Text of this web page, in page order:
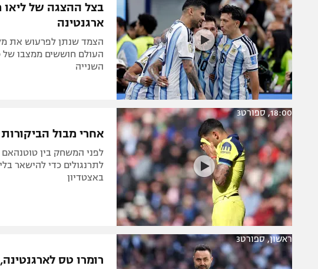
בצל ההצגה של
ארגנטינה
הצמד שנתן לפרעוש את
העולם חוששים ממצבו של
השנייה
18:00, ספורט3
אחרי מבול
לתרנגולים כדי להישאר
באצטדיון
ראשון, ספורט3
רומרו טס